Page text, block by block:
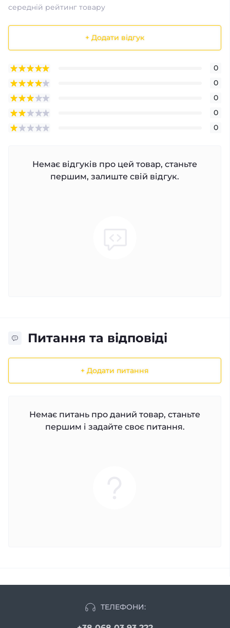
середній рейтинг товару
+ Додати відгук
0
0
0
0
0
Немає відгуків про цей товар, станьте
першим, залиште свій відгук.
Питання та відповіді
+ Додати питання
Немає питань про даний товар, станьте
першим і задайте своє питання.
ТЕЛЕФОНИ: